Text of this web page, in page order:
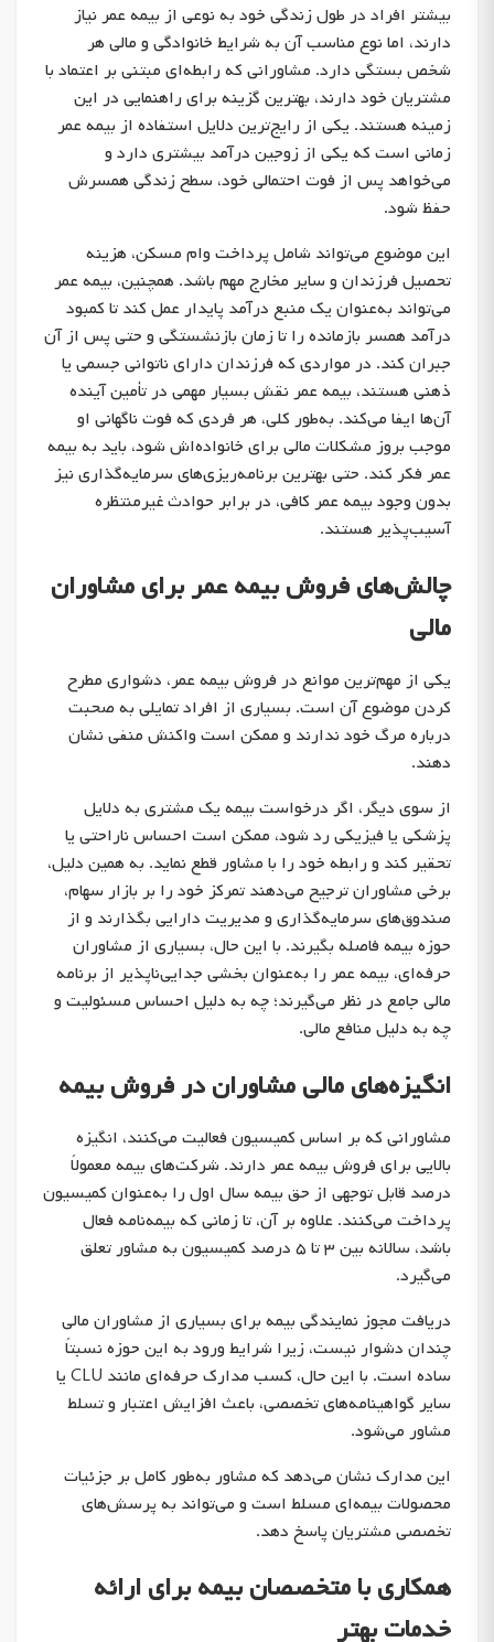
بیشتر افراد در طول زندگی خود به نوعی از بیمه عمر نیاز
دارند، اما نوع مناسب آن به شرایط خانوادگی و مالی هر
شخص بستگی دارد. مشاورانی که رابطه‌ای مبتنی بر اعتماد با
مشتریان خود دارند، بهترین گزینه برای راهنمایی در این
زمینه هستند. یکی از رایج‌ترین دلایل استفاده از بیمه عمر
زمانی است که یکی از زوجین درآمد بیشتری دارد و
می‌خواهد پس از فوت احتمالی خود، سطح زندگی همسرش
حفظ شود.
این موضوع می‌تواند شامل پرداخت وام مسکن، هزینه
تحصیل فرزندان و سایر مخارج مهم باشد. همچنین، بیمه عمر
می‌تواند به‌عنوان یک منبع درآمد پایدار عمل کند تا کمبود
درآمد همسر بازمانده را تا زمان بازنشستگی و حتی پس از آن
جبران کند. در مواردی که فرزندان دارای ناتوانی جسمی یا
ذهنی هستند، بیمه عمر نقش بسیار مهمی در تأمین آینده
آن‌ها ایفا می‌کند. به‌طور کلی، هر فردی که فوت ناگهانی او
موجب بروز مشکلات مالی برای خانواده‌اش شود، باید به بیمه
عمر فکر کند. حتی بهترین برنامه‌ریزی‌های سرمایه‌گذاری نیز
بدون وجود بیمه عمر کافی، در برابر حوادث غیرمنتظره
آسیب‌پذیر هستند.
چالش‌های فروش بیمه عمر برای مشاوران
مالی
یکی از مهم‌ترین موانع در فروش بیمه عمر، دشواری مطرح
کردن موضوع آن است. بسیاری از افراد تمایلی به صحبت
درباره مرگ خود ندارند و ممکن است واکنش منفی نشان
دهند.
از سوی دیگر، اگر درخواست بیمه یک مشتری به دلایل
پزشکی یا فیزیکی رد شود، ممکن است احساس ناراحتی یا
تحقیر کند و رابطه خود را با مشاور قطع نماید. به همین دلیل،
برخی مشاوران ترجیح می‌دهند تمرکز خود را بر بازار سهام،
صندوق‌های سرمایه‌گذاری و مدیریت دارایی بگذارند و از
حوزه بیمه فاصله بگیرند. با این حال، بسیاری از مشاوران
حرفه‌ای، بیمه عمر را به‌عنوان بخشی جدایی‌ناپذیر از برنامه
مالی جامع در نظر می‌گیرند؛ چه به دلیل احساس مسئولیت و
چه به دلیل منافع مالی.
انگیزه‌های مالی مشاوران در فروش بیمه
مشاورانی که بر اساس کمیسیون فعالیت می‌کنند، انگیزه
بالایی برای فروش بیمه عمر دارند. شرکت‌های بیمه معمولاً
درصد قابل توجهی از حق بیمه سال اول را به‌عنوان کمیسیون
پرداخت می‌کنند. علاوه بر آن، تا زمانی که بیمه‌نامه فعال
باشد، سالانه بین ۳ تا ۵ درصد کمیسیون به مشاور تعلق
می‌گیرد.
دریافت مجوز نمایندگی بیمه برای بسیاری از مشاوران مالی
چندان دشوار نیست، زیرا شرایط ورود به این حوزه نسبتاً
ساده است. با این حال، کسب مدارک حرفه‌ای مانند CLU یا
سایر گواهینامه‌های تخصصی، باعث افزایش اعتبار و تسلط
مشاور می‌شود.
این مدارک نشان می‌دهد که مشاور به‌طور کامل بر جزئیات
محصولات بیمه‌ای مسلط است و می‌تواند به پرسش‌های
تخصصی مشتریان پاسخ دهد.
همکاری با متخصصان بیمه برای ارائه
خدمات بهتر